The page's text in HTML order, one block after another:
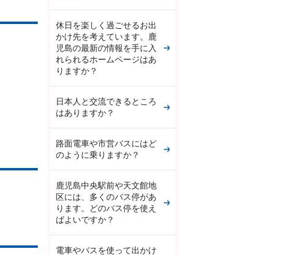
休日を楽しく過ごせるお出
かけ先を考えています。鹿
児島の最新の情報を手に入
れられるホームページはあ
りますか？
日本人と交流できるところ
はありますか？
路面電車や市営バスにはど
のように乗りますか？
鹿児島中央駅前や天文館地
区には、多くのバス停があ
ります。どのバス停を使え
ばよいですか？
電車やバスを使って出かけ